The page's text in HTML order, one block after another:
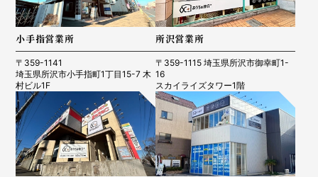
小手指営業所
〒359-1141
埼玉県所沢市小手指町1丁目15-7 木
村ビル1F
所沢営業所
〒359-1115 埼玉県所沢市御幸町1-
16
スカイライズタワー1階